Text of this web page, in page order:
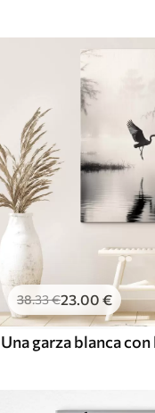
38.33€23.00 €